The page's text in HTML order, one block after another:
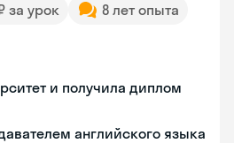
за урок 8 лет опыта
и получила диплом
английского языка